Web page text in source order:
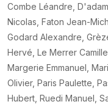
Combe Léandre,
Nicolas, Faton Jean-
Godard Alexandre,
Hervé, Le Merrer
Margerie Emmanuel,
Olivier, Paris Paulette,
Hubert, Ruedi Manuel,